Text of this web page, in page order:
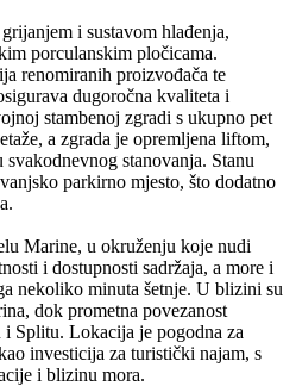
i sustavom hlađenja,
porculanskim pločicama.
renomiranih proizvođača te
dugoročna kvaliteta i
stambenoj zgradi s ukupno pet
a zgrada je opremljena liftom,
stanovanja. Stanu
parkirno mjesto, što dodatno
Marine, u okruženju koje nudi
i dostupnosti sadržaja, a more i
nekoliko minuta šetnje. U blizini su
dok prometna povezanost
Splitu. Lokacija je pogodna za
investicija za turistički najam, s
i blizinu mora.